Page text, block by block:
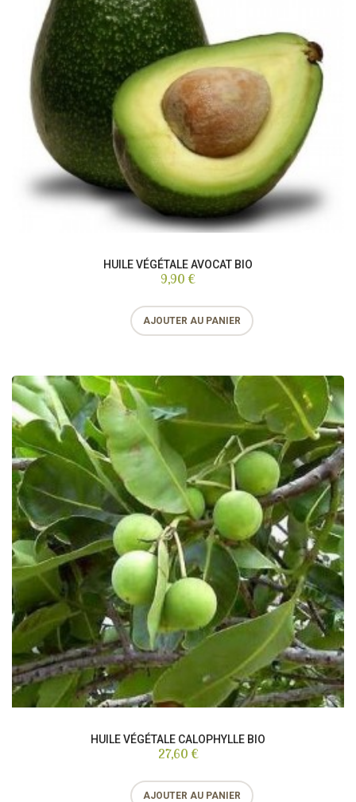
HUILE VÉGÉTALE AVOCAT BIO
9,90 €
AJOUTER AU PANIER
HUILE VÉGÉTALE CALOPHYLLE BIO
27,60 €
AJOUTER AU PANIER